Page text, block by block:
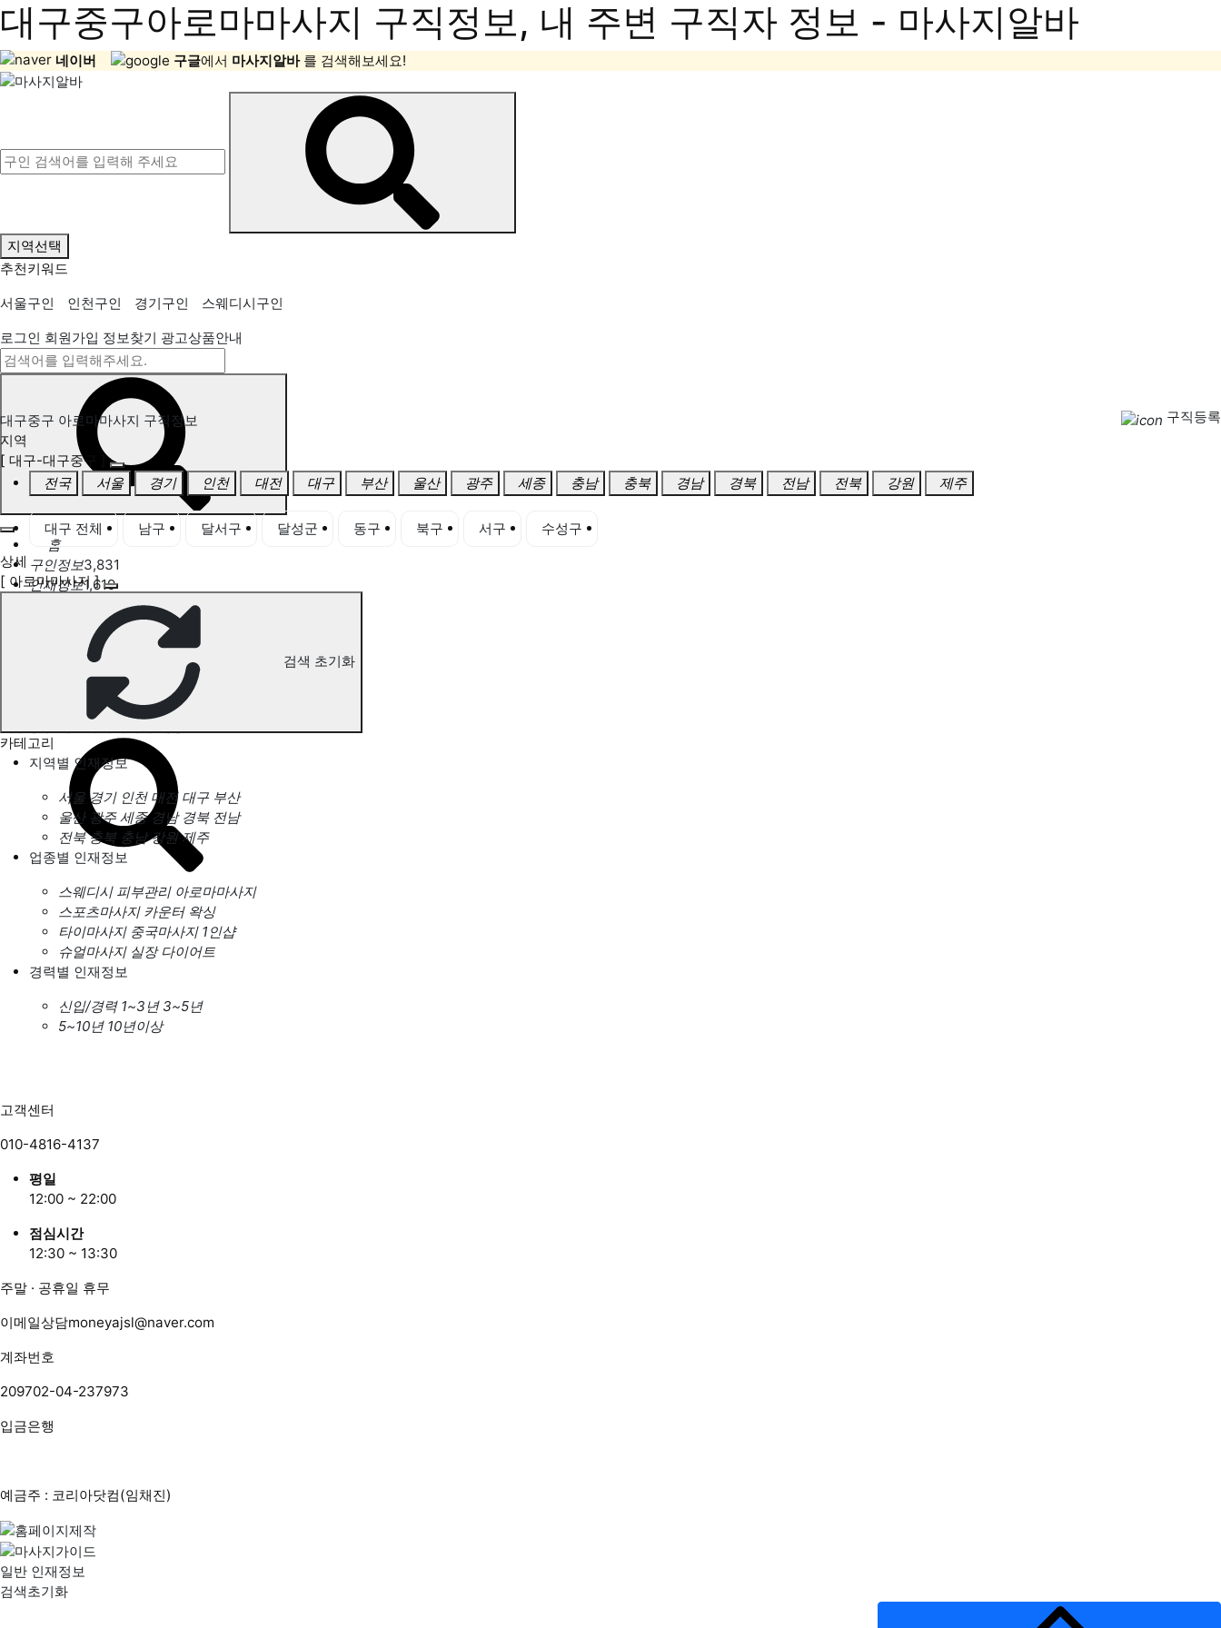
대구중구아로마마사지 구직정보, 내 주변 구직자 정보 - 마사지알바
네이버 구글에서 마사지알바 를 검색해보세요!
지역선택
추천키워드
서울구인
인천구인 경기구인
스웨디시구인
로그인 회원가입 정보찾기 광고상품안내
홈
구인정보3,831
인재정보1,619
고객센터
전국업체정보 마사지가이드
업체 서비스 관리
개인 서비스 관리
대구중구 아로마마사지 구직정보
구직등록
지역
[ 대구-대구중구 ]
전국
서울 경기 인천 대전 대구 부산 울산 광주 세종 충남 충북 경남 경북 전남 전북 강원 제주
대구 전체 남구 달서구 달성군 동구 북구 서구 수성구
상세
[ 아로마마사지 ]
검색 초기화
카테고리
지역별 인재정보
서울 경기 인천 대전 대구 부산
울산 광주 세종 경남 경북 전남
전북 충북 충남 강원 제주
업종별 인재정보
스웨디시 피부관리 아로마마사지
스포츠마사지 카운터 왁싱
타이마사지 중국마사지 1인샵
슈얼마사지 실장 다이어트
경력별 인재정보
신입/경력 1~3년 3~5년
5~10년 10년이상
고객센터
010-4816-4137
평일
12:00 ~ 22:00
점심시간
12:30 ~ 13:30
주말 · 공휴일 휴무
이메일상담moneyajsl@naver.com
계좌번호
209702-04-237973
입금은행
예금주 : 코리아닷컴(임채진)
일반 인재정보
검색초기화